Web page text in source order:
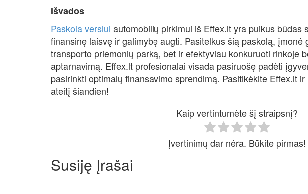
Išvados
Paskola verslui automobilių pirkimui iš Effex.lt yra puikus būdas
finansinę laisvę ir galimybę augti. Pasitelkus šią paskolą, įmonė
transporto priemonių parką, bet ir efektyviau konkuruoti rinkoje
aptarnavimą. Effex.lt profesionalai visada pasiruošę padėti
pasirinkti optimalų finansavimo sprendimą. Pasitikėkite Effex.lt
ateitį šiandien!
Kaip vertintumėte šį straipsnį?
Įvertinimų dar nėra. Būkite pirmas!
Susiję Įrašai